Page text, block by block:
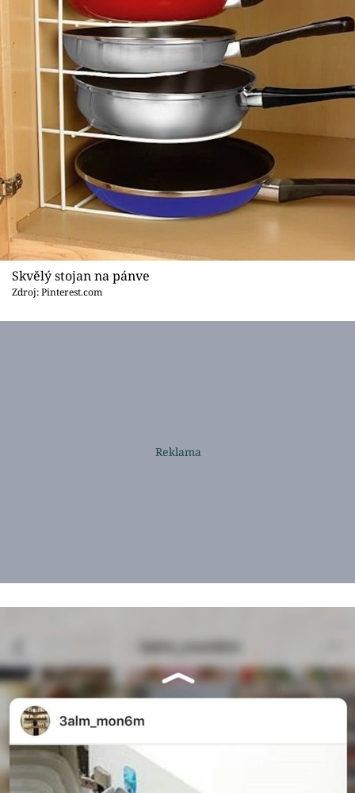
Skvělý stojan na pánve
Zdroj: Pinterest.com